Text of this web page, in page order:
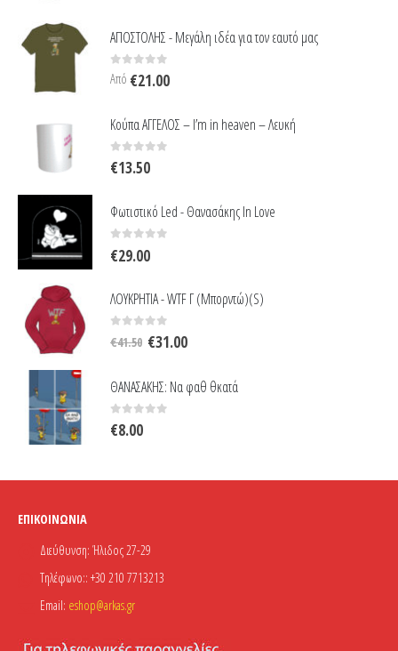
ΑΠΟΣΤΟΛΗΣ - Μεγάλη ιδέα για τον εαυτό μας
0 out of 5
Από €21.00
Κούπα ΑΓΓΕΛΟΣ – I’m in heaven – Λευκή
0out of 5
€13.50
Φωτιστικό Led - Θανασάκης In Love
0out of 5
€29.00
ΛΟΥΚΡΗΤΙΑ - WTF Γ (Μπορντώ)(S)
out of 5
€41.50 Original
€41.50.
€31.00Η
τιμή
είναι:
ΘΑΝΑΣΑΚΗΣ: Να φαθ θκατά
0out of 5
€8.00
ΕΠΙΚΟΙΝΩΝΊΑ
Διεύθυνση: Ήλιδος 27-29
Τηλέφωνο:: +30 210 7713213
Email: eshop@arkas.gr